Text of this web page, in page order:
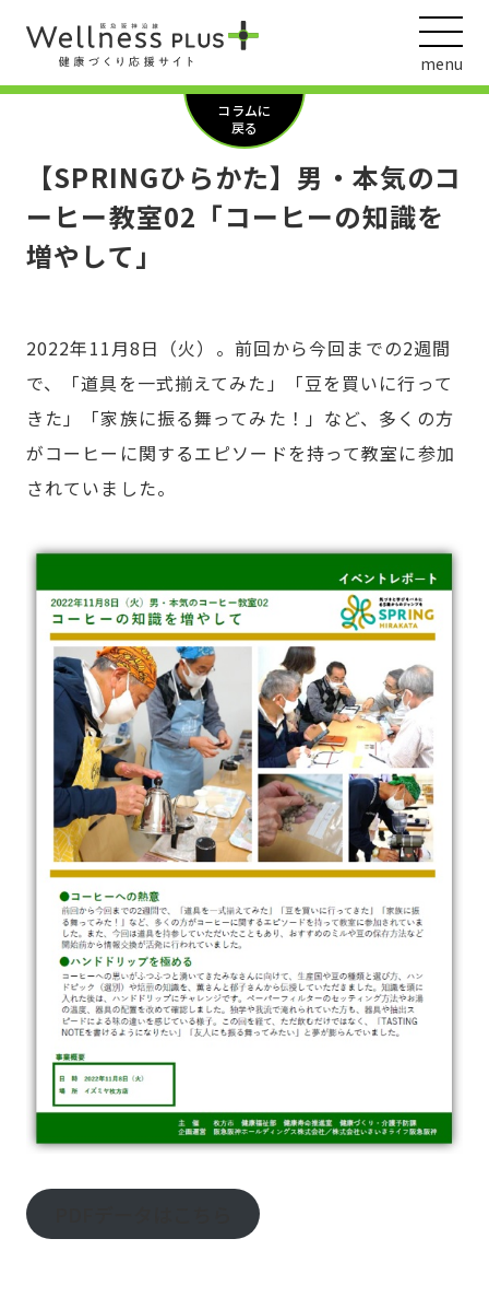
menu
コラムに
戻る
【SPRINGひらかた】男・本気のコ
ーヒー教室02「コーヒーの知識を
増やして」
2022年11月8日（火）。前回から今回までの2週間
で、「道具を一式揃えてみた」「豆を買いに行って
きた」「家族に振る舞ってみた！」など、多くの方
がコーヒーに関するエピソードを持って教室に参加
されていました。
ウェルネス動画
ヘルスケアの取組